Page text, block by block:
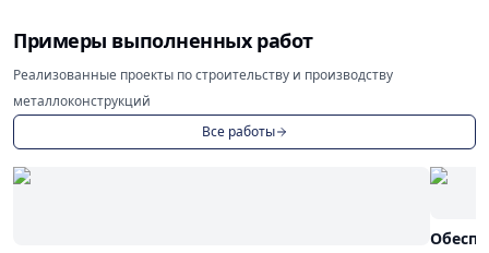
Примеры выполненных работ
Реализованные проекты по строительству и производству
металлоконструкций
Все работы